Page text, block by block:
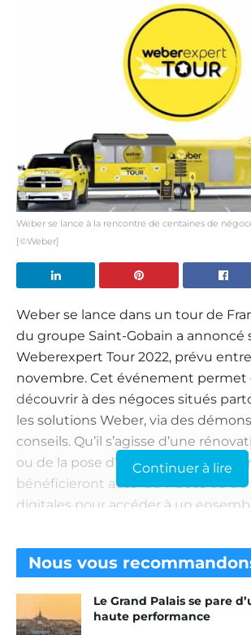
Weber se lance à la rencontre de centaines de
[©Weber]
Weber se lance dans un tour de
du groupe Saint-Gobain a annoncé
Weberexpert Tour 2022, prévu
novembre. Cet événement permet
découvrir à des négoces situés
les solutions Weber, via des
conseils. Qu’il s’agisse d’une
ou de la pose d’un carrelage, les
bénéficieront aussi de vidéos ou de
digitales pour accéder à un
organisées cette année. Pour sa
l’industriel a déjà rejoint les Alpes-
Continuer à lire
Nous vous
Le Grand Palais se pare
haute performance